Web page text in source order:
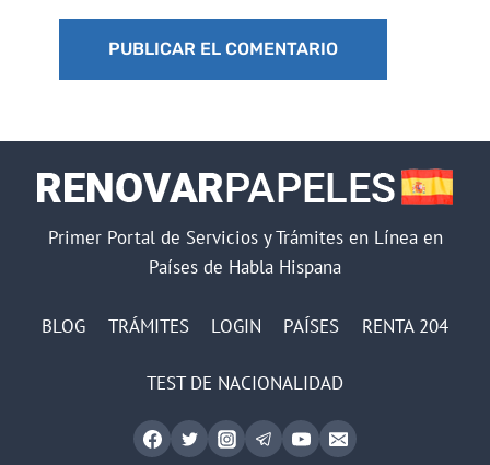
Primer Portal de Servicios y Trámites en Línea en
Países de Habla Hispana
BLOG TRÁMITES LOGIN PAÍSES RENTA 204
TEST DE NACIONALIDAD